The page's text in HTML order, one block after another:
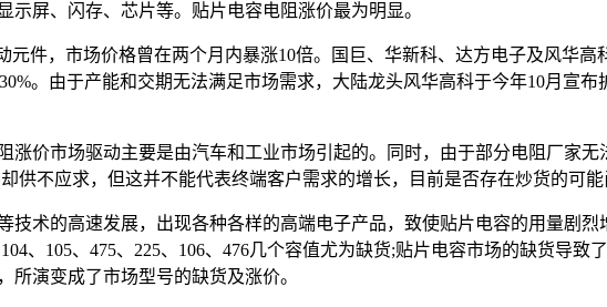
示屏、闪存、芯片等。贴片电容电阻涨价最为明显。
元件，市场价格曾在两个月内暴涨10倍。国巨、华新科、达方电子及风华
。由于产能和交期无法满足市场需求，大陆龙头风华高科于今年10月宣
涨价市场驱动主要是由汽车和工业市场引起的。同时，由于部分电阻厂家
供不应求，但这并不能代表终端客户需求的增长，目前是否存在炒货的可能
技术的高速发展，出现各种各样的高端电子产品，致使贴片电容的用量剧
、105、475、225、106、476几个容值尤为缺货;贴片电容市场的缺货导
所演变成了市场型号的缺货及涨价。